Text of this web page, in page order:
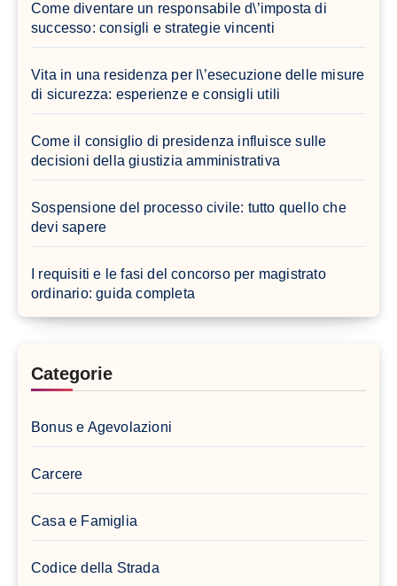
Come diventare un responsabile d\’imposta di
successo: consigli e strategie vincenti
Vita in una residenza per l\’esecuzione delle misure
di sicurezza: esperienze e consigli utili
Come il consiglio di presidenza influisce sulle
decisioni della giustizia amministrativa
Sospensione del processo civile: tutto quello che
devi sapere
I requisiti e le fasi del concorso per magistrato
ordinario: guida completa
Categorie
Bonus e Agevolazioni
Carcere
Casa e Famiglia
Codice della Strada